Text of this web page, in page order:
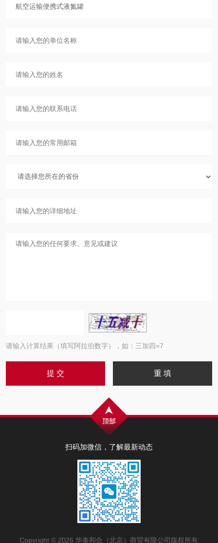
请输入计算结果（填写阿拉伯数字），如：三加四=7
扫码加微信，了解最新动态
Copyright © 2026 华泰和合（北京）商贸有限公司版权所有